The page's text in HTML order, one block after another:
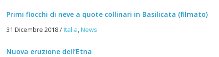
Primi fiocchi di neve a quote collinari in Basilicata (filmato)
31 Dicembre 2018/Italia,News
Nuova eruzione dell’Etna